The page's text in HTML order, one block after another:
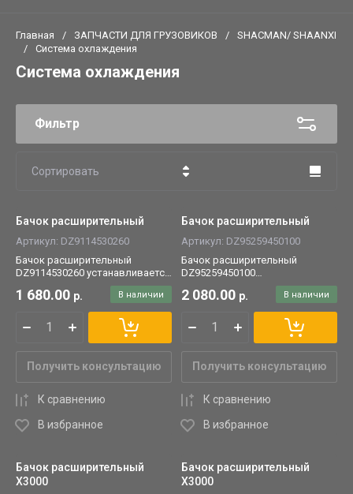
Главная / ЗАПЧАСТИ ДЛЯ ГРУЗОВИКОВ /
SHACMAN/ SHAANXI
/
Система охлаждения
Система охлаждения
Фильтр
Сортировать
Название - Я-А
Название - А-Я
Бачок расширительный
Артикул: DZ9114530260
Бачок расширительный
DZ9114530260 устанавливается
на грузовые автомобили
SHACMAN/ SHAANXI.
В наличии
1 680.00 р.
Получить консультацию
К сравнению
В избранное
Бачок расширительный
Артикул: DZ95259450100
Бачок расширительный
DZ95259450100
устанавливается на грузовые
автомобили SHACMAN/В наличии
2 080.00 р.
Получить консультацию
К сравнению
В избранное
Бачок расширительный
X3000
Бачок расширительный
X3000